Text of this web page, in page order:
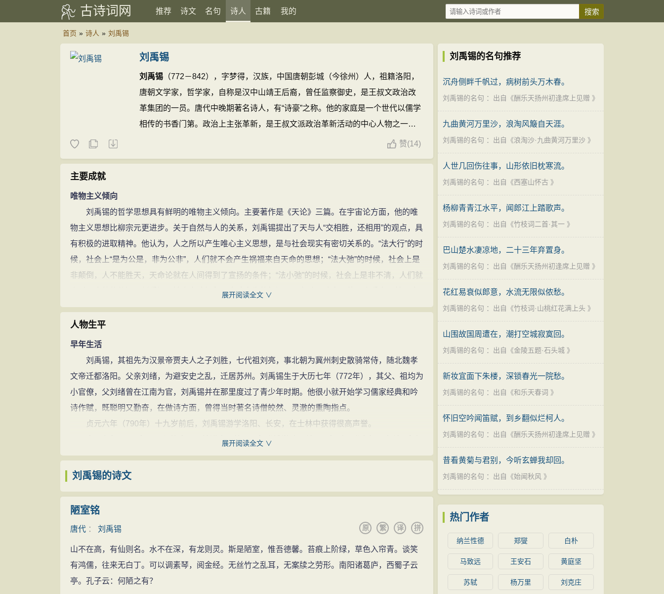
古诗词网 推荐 诗文 名句 诗人 古籍 我的
首页 » 诗人 » 刘禹锡
刘禹锡
刘禹锡 （772－842），字梦得，汉族，中国唐朝彭城（今徐州）人，祖籍洛阳，
唐朝文学家，哲学家，自称是汉中山靖王后裔，曾任监察御史，是王叔文政治改
革集团的一员。唐代中晚期著名诗人，有“诗豪”之称。他的家庭是一个世代以儒学
相传的书香门第。政治上主张革新，是王叔文派政治革新活动的中心人物之一。
后来永贞革新失败被贬为朗州司马（今湖南常德）。据湖南常德历史学家、收藏
赞(14)
主要成就
唯物主义倾向
刘禹锡的哲学思想具有鲜明的唯物主义倾向。主要著作是《天论》三篇。在宇宙论方面，他的唯
物主义思想比柳宗元更进步。关于自然与人的关系，刘禹锡提出了天与人“交相胜，还相用”的观点，具
有积极的进取精神。他认为，人之所以产生唯心主义思想，是与社会现实有密切关系的。“法大行”的时
候，社会上“是为公是，非为公非”，人们就不会产生祸福来自天命的思想；“法大弛”的时候，社会上是
非颠倒，人不能胜天，天命论就在人间得到了宣扬的条件；“法小弛”的时候，社会上是非不清，人们就
会对天命将信将疑。刘禹锡用社会实践解释天命论产生的根源，是在认识论方面的一个重大贡献。这
也是刘禹锡对有神论社会根源的看法。他认为，在法大行的社会里，是为公是，非为公非，蹈道必
赏，违善必罚，人们就会说，祸福决定于人的行为，与天没有关系。在法大弛的社会里，是非颠倒过
来，赏恒在佞，罚恒在直，人们对不合理的现象找不到解释，就不得不把一切归之于天。他又认为，
当“理明”时，人们就不会讲“天命”；当“理昧”时，就不会不讲天命。刘禹锡从法弛和理昧来解释有神论
产生的根源，可谓见解独到，他指出神是人在一定条件下创造出来的，是具有积极意义的。他在所写
的《天论》三篇中，力求把柳宗元与韩愈的论战深入下去，进一步探索天人关系问题。他认为，“大凡
入形器者，皆有能有不能。天（自然），有形之大者也；人，动物之尤者也。天之能，人固不能也；
人之能，天亦有所不能也”。天与人各有其自身的自然特点，“交相胜”，“还相用”。人虽不能干预自然界
然界充满了有形的物质实体，天地之内不存在无形的东西。他批驳了魏晋玄学和佛教、道教关于“空”、
“无”是宇宙本原的理论，认为“空”是一种特殊的物质形态，“空”不能超越物质形体而独立存在。这是对
中国古代唯物主义自然观的重大发展。在关于宇宙万物的生成和发展方面，他认为万物的生长、发展
是一种自然过程，动植物和人类是天地阴阳之气交互作用产生的。他还认为客观世界的发展变化有一
定规律，宇宙万物是在互相矛盾和互相依存中无穷地运动发展着的。他据此建立了天人关系学说，指
出天地万物各有其不同的职能和作用。自然界的职能在于生长繁殖万物，万物在生杀、壮健、衰老的
自然发展过程中，遵循强胜弱败的竞争规律；人的职能在于利用自然规律和自然界所提供的物质资
展开阅读全文 ∨
人物生平
早年生活
刘禹锡，其祖先为汉景帝贾夫人之子刘胜，七代祖刘亮，事北朝为冀州刺史散骑常侍，随北魏孝
文帝迁都洛阳。父亲刘绪，为避安史之乱，迁居苏州。刘禹锡生于大历七年（772年），其父、祖均为
小官僚，父刘绪曾在江南为官，刘禹锡并在那里度过了青少年时期。他很小就开始学习儒家经典和吟
诗作赋，既聪明又勤奋，在做诗方面，曾得当时著名诗僧皎然、灵澈的熏陶指点。
贞元六年（790年）十九岁前后，刘禹锡游学洛阳、长安，在士林中获得很高声誉。
贞元九年（793年），与柳宗元同榜进士及第，同年登博学鸿词科。两年后再登吏部取士科，释褐
为太子校书，不久丁忧居家。贞元十六年（800年），杜佑以淮南节度使兼任徐泗濠节度，辟刘禹锡为
掌书记。后随杜佑回扬州，居幕期间代杜佑撰表状甚多。
台任职，三人结为好友，过从甚密。
贞元二十一年（805年）正月，唐德宗卒，顺宗即位。原太子侍读王叔文、王伾素有改革弊政之
志，这时受到顺宗信任进入中枢。刘禹锡与王叔文相善，其才华志向尤受叔文器重，遂被任为屯田员
外郎、判度支盐铁案，参与对国家财政的管理。这段时间刘禹锡政治热情极为高涨，和柳宗元一道成
为革新集团的核心人物。“二王刘柳”集团在短短的执政期间采取了不少具有进步意义的措施，但由于改
展开阅读全文 ∨
刘禹锡的诗文
陋室铭
唐代 ： 刘禹锡 拼
译
繁
原
山不在高，有仙则名。水不在深，有龙则灵。斯是陋室，惟吾德馨。苔痕上阶绿，草色入帘青。谈笑
有鸿儒，往来无白丁。可以调素琴，阅金经。无丝竹之乱耳，无案牍之劳形。南阳诸葛庐，西蜀子云
亭。孔子云：何陋之有？
刘禹锡的名句推荐
沉舟侧畔千帆过，病树前头万木春。
刘禹锡的名句 ：出自《酬乐天扬州初逢席上见赠 》
九曲黄河万里沙，浪淘风簸自天涯。
刘禹锡的名句 ：出自《浪淘沙·九曲黄河万里沙 》
人世几回伤往事，山形依旧枕寒流。
刘禹锡的名句 ：出自《西塞山怀古 》
杨柳青青江水平，闻郎江上踏歌声。
刘禹锡的名句 ：出自《竹枝词二首·其一 》
巴山楚水凄凉地，二十三年弃置身。
刘禹锡的名句 ：出自《酬乐天扬州初逢席上见赠 》
花红易衰似郎意，水流无限似侬愁。
刘禹锡的名句 ：出自《竹枝词·山桃红花满上头 》
山围故国周遭在，潮打空城寂寞回。
刘禹锡的名句 ：出自《金陵五题·石头城 》
新妆宜面下朱楼，深锁春光一院愁。
刘禹锡的名句 ：出自《和乐天春词 》
怀旧空吟闻笛赋，到乡翻似烂柯人。
刘禹锡的名句 ：出自《酬乐天扬州初逢席上见赠 》
昔看黄菊与君别，今听玄蝉我却回。
刘禹锡的名句 ：出自《始闻秋风 》
热门作者
纳兰性德 郑燮 白朴
马致远 王安石 黄庭坚
苏轼 杨万里 刘克庄